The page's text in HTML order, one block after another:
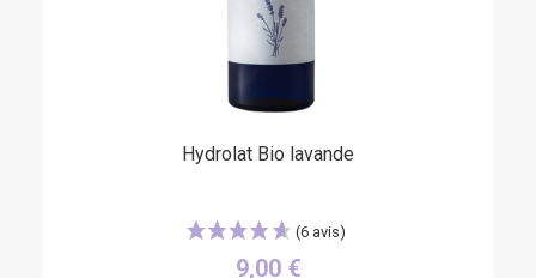
Hydrolat Bio lavande
9,00 €